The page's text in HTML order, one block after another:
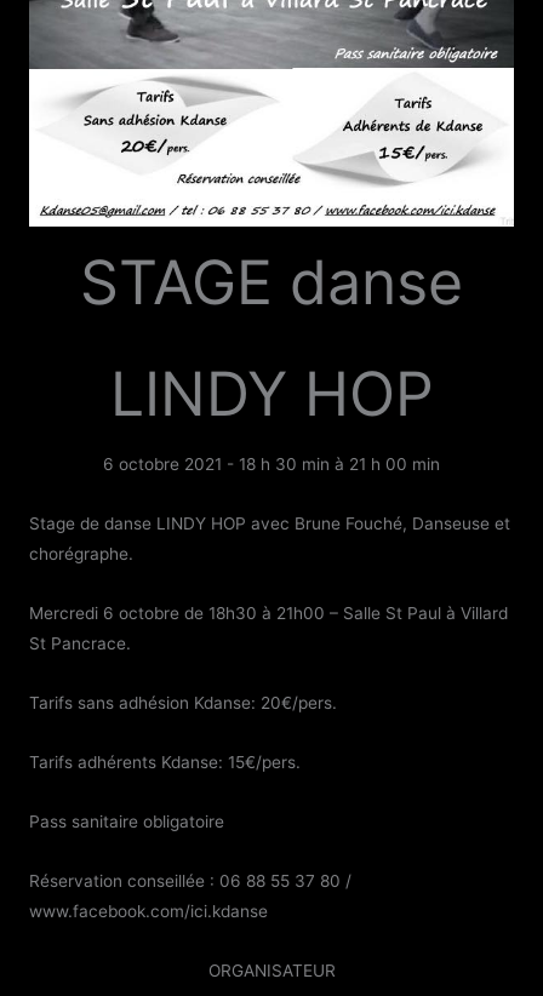
STAGE danse
LINDY HOP
6 octobre 2021 - 18 h 30 min à 21 h 00 min
Stage de danse LINDY HOP avec Brune Fouché, Danseuse et
chorégraphe.
Mercredi 6 octobre de 18h30 à 21h00 – Salle St Paul à Villard
St Pancrace.
Tarifs sans adhésion Kdanse: 20€/pers.
Tarifs adhérents Kdanse: 15€/pers.
Pass sanitaire obligatoire
Réservation conseillée : 06 88 55 37 80 /
www.facebook.com/ici.kdanse
ORGANISATEUR